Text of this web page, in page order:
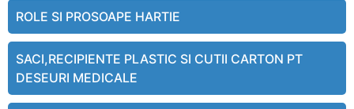
ROLE SI PROSOAPE HARTIE
SACI,RECIPIENTE PLASTIC SI CUTII CARTON PT
DESEURI MEDICALE